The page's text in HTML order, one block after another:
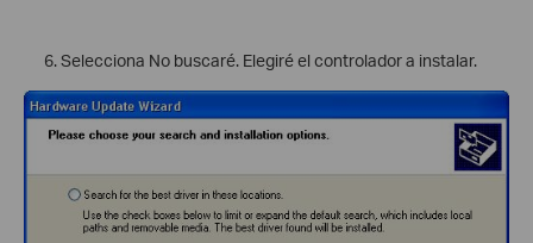
Selecciona No buscaré. Elegiré el controlador a instalar.